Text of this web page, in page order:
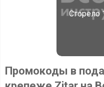
Сгорело
Промокоды в